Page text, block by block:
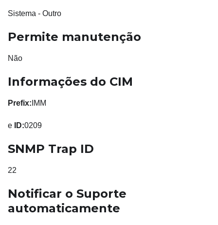
Sistema - Outro
Permite manutenção
Não
Informações do CIM
Prefix: IMM
e ID:0209
SNMP Trap ID
22
Notificar o Suporte
automaticamente